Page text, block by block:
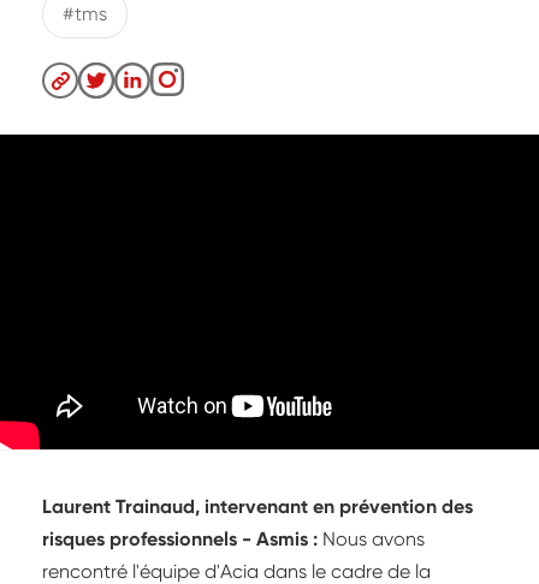
#tms
Laurent Trainaud, intervenant en prévention des
risques professionnels - Asmis : Nous avons
rencontré l'équipe d'Acia dans le cadre de la